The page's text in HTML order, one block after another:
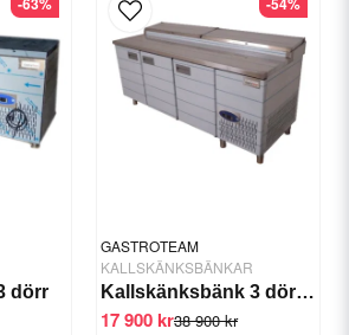
dörr
GASTROTEAM
KALLSKÄNKSBÄNKAR
Kallskänksbänk 3 dörrar 1/4 GN, 200x80x90/110cm
38 900 kr
17 900 kr
publish my question.
Send question